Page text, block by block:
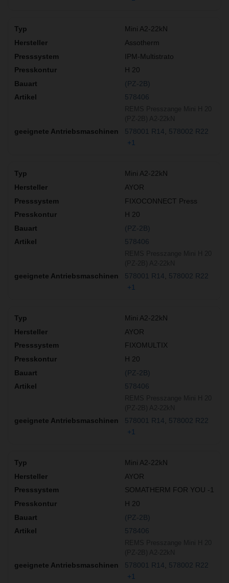
Mini A2-22kN
Assotherm
IPM-Multistrato
H 20
(PZ-2B)
578406
578001 R14
578002 R22
+1
Mini A2-22kN
AYOR
FIXOCONNECT Press
H 20
(PZ-2B)
578406
578001 R14
578002 R22
+1
Mini A2-22kN
AYOR
FIXOMULTIX
H 20
(PZ-2B)
578406
578001 R14
578002 R22
+1
Mini A2-22kN
AYOR
SOMATHERM FOR YOU -1
H 20
(PZ-2B)
578406
578001 R14
578002 R22
+1